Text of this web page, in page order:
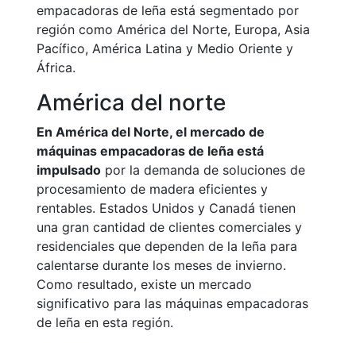
empacadoras de leña está segmentado por
región como América del Norte, Europa, Asia
Pacífico, América Latina y Medio Oriente y
África.
América del norte
En América del Norte, el mercado de
máquinas empacadoras de leña está
impulsado por la demanda de soluciones de
procesamiento de madera eficientes y
rentables. Estados Unidos y Canadá tienen
una gran cantidad de clientes comerciales y
residenciales que dependen de la leña para
calentarse durante los meses de invierno.
Como resultado, existe un mercado
significativo para las máquinas empacadoras
de leña en esta región.